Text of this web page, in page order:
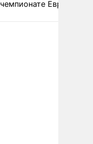
чемпионате Европы